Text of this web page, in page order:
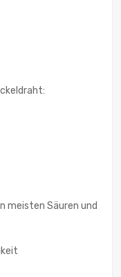
meisten Säuren und